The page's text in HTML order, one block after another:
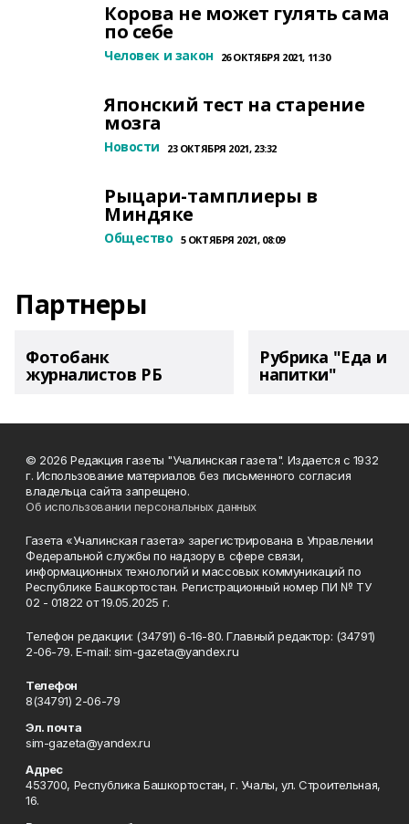
Корова не может гулять сама
по себе
Человек и закон 26 ОКТЯБРЯ 2021, 11:30
Японский тест на старение
мозга
Новости 23 ОКТЯБРЯ 2021, 23:32
Рыцари-тамплиеры в
Миндяке
Общество 5 ОКТЯБРЯ 2021, 08:09
Партнеры
Фотобанк
журналистов РБ
Рубрика "Еда и
напитки"
© 2026 Редакция газеты "Учалинская газета". Издается с 1932
г. Использование материалов без письменного согласия
владельца сайта запрещено.
Об использовании персональных данных
Газета «Учалинская газета» зарегистрирована в Управлении
Федеральной службы по надзору в сфере связи,
информационных технологий и массовых коммуникаций по
Республике Башкортостан. Регистрационный номер ПИ № ТУ
02 - 01822 от 19.05.2025 г.
Телефон редакции: (34791) 6-16-80. Главный редактор: (34791)
2-06-79. Е-mаil: sim-gazeta@yandex.ru
Телефон
8(34791) 2-06-79
Эл. почта
sim-gazeta@yandex.ru
Адрес
453700, Республика Башкортостан, г. Учалы, ул. Строительная,
16.